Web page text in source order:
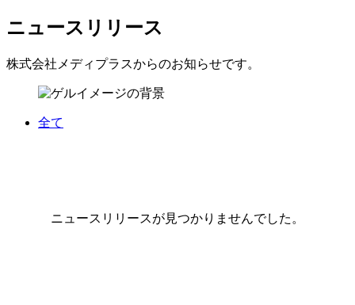
ニュースリリース
株式会社メディプラスからのお知らせです。
全て
ニュースリリースが見つかりませんでした。